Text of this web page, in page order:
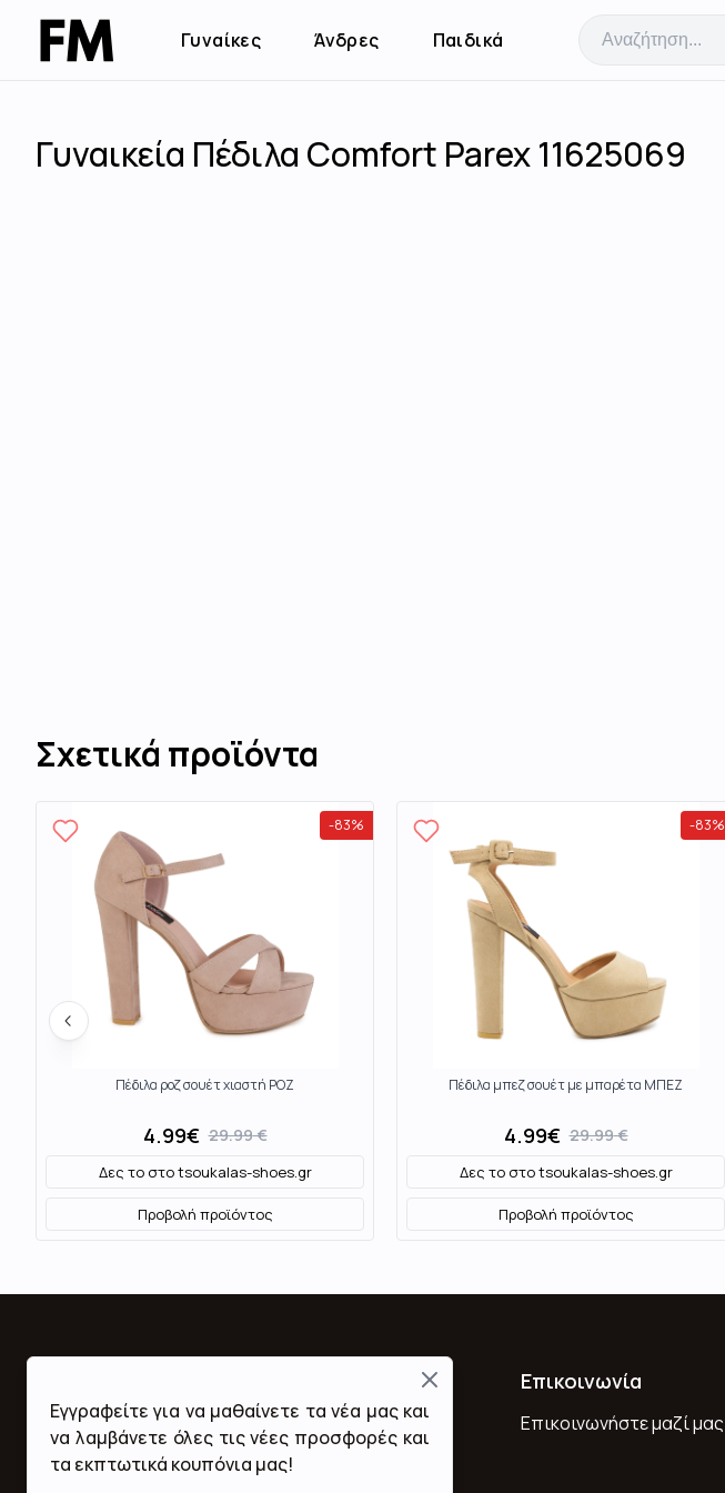
Close
Εγγραφείτε για να μαθαίνετε τα νέα μας και
να λαμβάνετε όλες τις νέες προσφορές και
τα εκπτωτικά κουπόνια μας!
Γυναίκες Άνδρες Παιδικά
Γυναικεία Πέδιλα Comfort Parex 11625069
Σχετικά προϊόντα
-83%
Πέδιλα ροζ σουέτ χιαστή ΡΟΖ
4.99€ 29.99€
Δες το στοtsoukalas-shoes.gr
Προβολή προϊόντος
-83%
Πέδιλα μπεζ σουέτ με μπαρέτα ΜΠΕΖ
4.99€ 29.99€
Δες το στοtsoukalas-shoes.gr
Προβολή προϊόντος
Ποιοι Είμαστε
Όροι Χρήσης & Προϋποθέσεις
Επικοινωνία
Επικοινωνήστε μαζί μας